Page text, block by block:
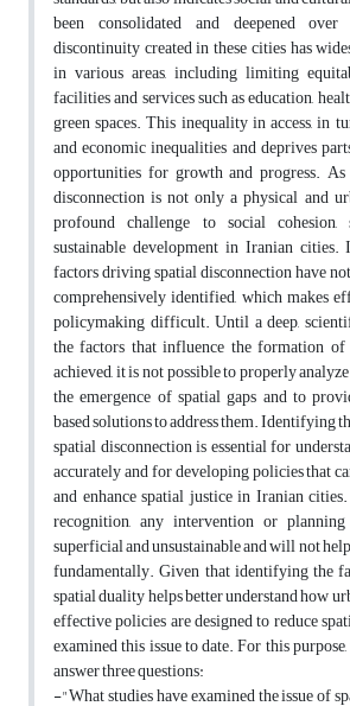
been consolidated and deepened
discontinuity created in these cities has
in various areas, including limiting
facilities and services such as education,
green spaces. This inequality in access, in
and economic inequalities and deprives
opportunities for growth and progress.
disconnection is not only a physical and
profound challenge to social cohesion,
sustainable development in Iranian
factors driving spatial disconnection have
comprehensively identified, which makes
policymaking difficult. Until a deep,
the factors that influence the formation
achieved, it is not possible to properly
the emergence of spatial gaps and to
based solutions to address them. Identifying
spatial disconnection is essential for
accurately and for developing policies that
and enhance spatial justice in Iranian
recognition, any intervention or
superficial and unsustainable and will not
fundamentally. Given that identifying the
spatial duality helps better understand how
effective policies are designed to reduce
examined this issue to date. For this
answer three questions:
-"What studies have examined the issue of